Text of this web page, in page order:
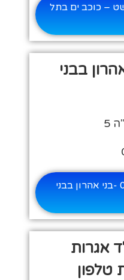
– כוכב ים בתל
בני אהרון בבני
5
לכל המידע על גן ילדים 01 -בני אהרון בבני
אגרות